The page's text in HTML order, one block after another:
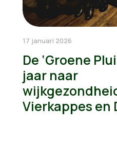
17 januari 2026
De ‘Groene
jaar naar
Vierkappes en